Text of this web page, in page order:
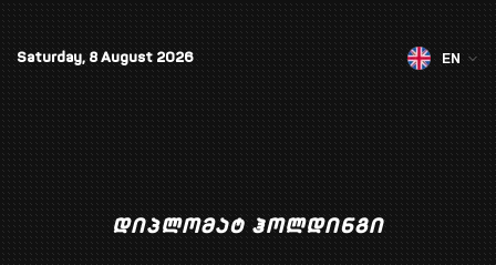
Saturday, 8 August 2026 EN
დიპლომატ ჰოლდინგი